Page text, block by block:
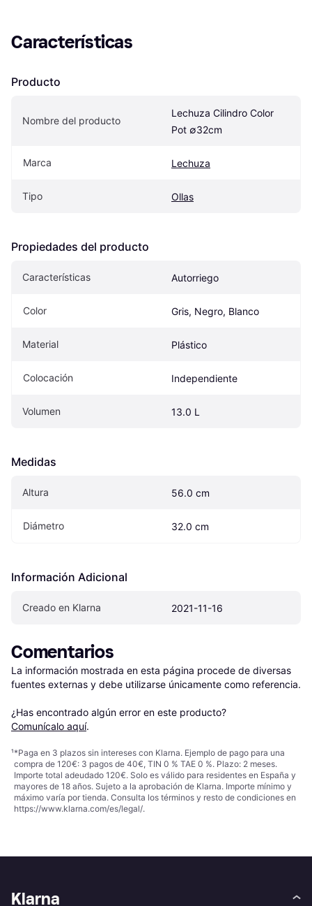
Características
Producto
Nombre del producto
Lechuza Cilindro Color
Pot ∅32cm
Marca Lechuza
Tipo Ollas
Propiedades del producto
Características Autorriego
Color Gris, Negro, Blanco
Material Plástico
Colocación Independiente
Volumen 13.0 L
Medidas
Altura 56.0 cm
Diámetro 32.0 cm
Información Adicional
Creado en Klarna 2021-11-16
Comentarios
La información mostrada en esta página procede de diversas
fuentes externas y debe utilizarse únicamente como referencia.
¿Has encontrado algún error en este producto?
Comunícalo aquí.
¹*Paga en 3 plazos sin intereses con Klarna. Ejemplo de pago para una
compra de 120€: 3 pagos de 40€, TIN 0 % TAE 0 %. Plazo: 2 meses.
Importe total adeudado 120€. Solo es válido para residentes en España y
mayores de 18 años. Sujeto a la aprobación de Klarna. Importe mínimo y
máximo varía por tienda. Consulta los términos y resto de condiciones en
https://www.klarna.com/es/legal/.
Klarna